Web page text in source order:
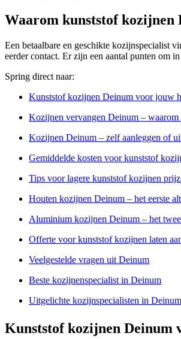
Waarom kunststof kozijnen
Een betaalbare en geschikte kozijnspecialist
eerder contact. Er zijn een aantal punten om
Spring direct naar:
Kunststof kozijnen Deinum voor jouw
Kozijnen vervangen Deinum –
Kozijnen Deinum – zelf aanleggen of
Gemiddelde kosten voor kunststof
Tips voor lagere kunststof kozijnen
Houten kozijnen Deinum – het eerste
Aluminium kozijnen Deinum – het
Offerte voor kunststof kozijnen laten
Veelgestelde vragen uit Deinum
Beste kozijnenspecialist in Deinum
Uitgelichte kozijnspecialisten in Deinum
Kunststof kozijnen Deinum